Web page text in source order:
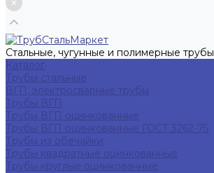
Стальные, чугунные и полимерные трубы
Каталог
Трубы стальные
ВГП, электросварные трубы
Трубы ВГП
Трубы ВГП оцинкованные
Трубы ВГП оцинкованные ГОСТ 3262-75
Трубы из обечайки
Трубы квадратные оцинкованные
Трубы круглые оцинкованные